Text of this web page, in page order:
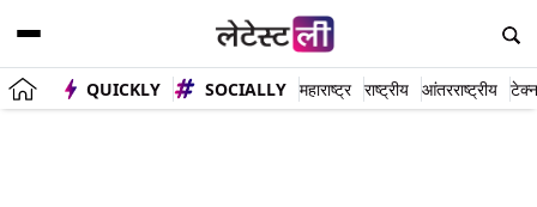
QUICKLY SOCIALLY महाराष्ट्र राष्ट्रीय आंतरराष्ट्रीय